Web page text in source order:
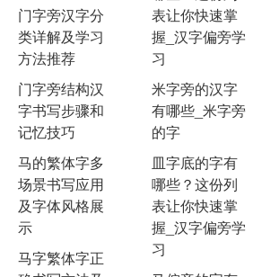
门字旁汉字分
类详解及学习
方法推荐
门字旁结构汉
字书写步骤和
记忆技巧
马的繁体字多
场景书写应用
及字体风格展
示
马字繁体字正
表让你快速掌
握_汉字偏旁学
习
米字旁的汉字
有哪些_米字旁
的字
皿字底的字有
哪些？这份列
表让你快速掌
握_汉字偏旁学
习